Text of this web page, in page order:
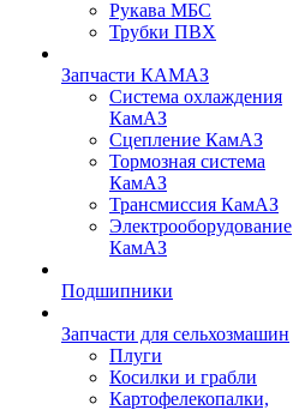
Рукава МБС
Трубки ПВХ
Запчасти КАМАЗ
Система охлаждения
КамАЗ
Сцепление КамАЗ
Тормозная система
КамАЗ
Трансмиссия КамАЗ
Электрооборудование
КамАЗ
Подшипники
Запчасти для сельхозмашин
Плуги
Косилки и грабли
Картофелекопалки,